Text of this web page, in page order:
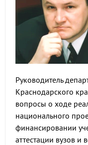
Руководитель
Краснодарского
вопросы о ходе
национального
финансировании
аттестации вузов